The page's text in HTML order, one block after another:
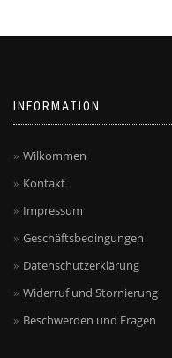
INFORMATION
Wilkommen
Kontakt
Impressum
Geschäftsbedingungen
Datenschutzerklärung
Widerruf und Stornierung
Beschwerden und Fragen